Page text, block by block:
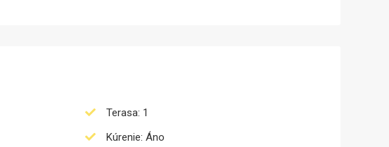
Terasa: 1
Kúrenie: Áno